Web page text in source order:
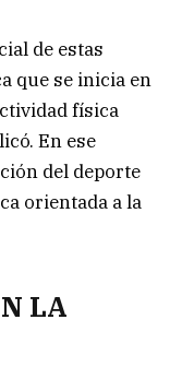
de estas
que se inicia en
física
En ese
del deporte
orientada a la
LA